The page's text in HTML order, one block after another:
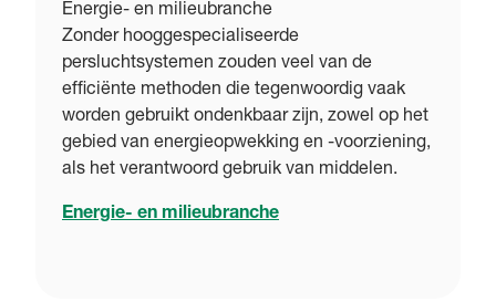
Energie- en milieubranche
Zonder hooggespecialiseerde
persluchtsystemen zouden veel van de
efficiënte methoden die tegenwoordig vaak
worden gebruikt ondenkbaar zijn, zowel op het
gebied van energieopwekking en -voorziening,
als het verantwoord gebruik van middelen.
Energie- en milieubranche